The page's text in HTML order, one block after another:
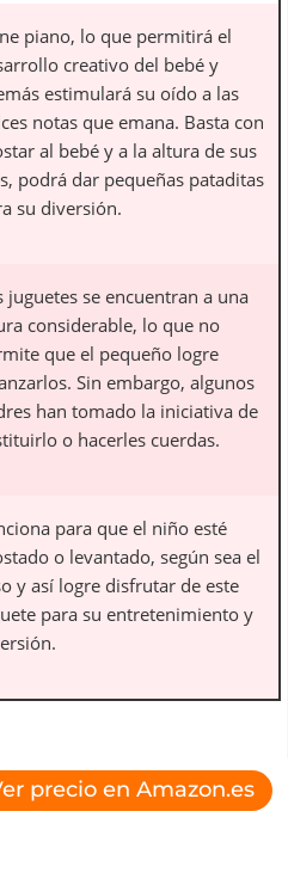
piano, lo que permitirá el
creativo del bebé y
estimulará su oído a las
notas que emana. Basta con
al bebé y a la altura de sus
podrá dar pequeñas pataditas
su diversión.
juguetes se encuentran a una
considerable, lo que no
que el pequeño logre
Sin embargo, algunos
han tomado la iniciativa de
o hacerles cuerdas.
para que el niño esté
o levantado, según sea el
y así logre disfrutar de este
para su entretenimiento y
precio en Amazon.es